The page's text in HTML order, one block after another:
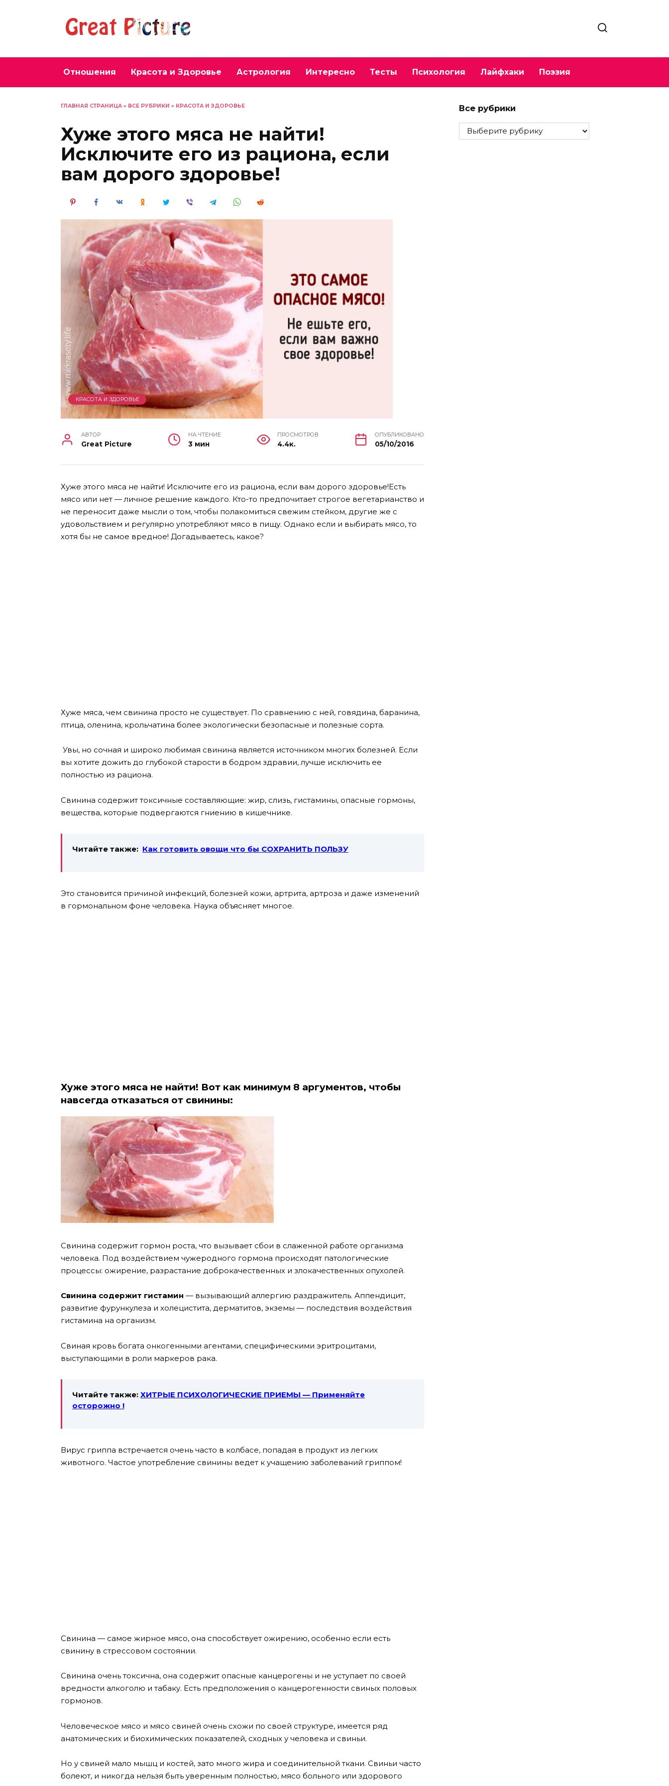
Отношения Красота и Здоровье Астрология Интересно Тесты Психология Лайфхаки Поэзия
ГЛАВНАЯ СТРАНИЦА » ВСЕ РУБРИКИ » КРАСОТА И ЗДОРОВЬЕ
Хуже этого мяса не найти!
Исключите его из рациона, если
вам дорого здоровье!
КРАСОТА И ЗДОРОВЬЕ
АВТОР
Great Picture
НА ЧТЕНИЕ
3 мин
ПРОСМОТРОВ
4.4к.
ОПУБЛИКОВАНО
05/10/2016
Хуже этого мяса не найти! Исключите его из рациона, если вам дорого здоровье!Есть
мясо или нет — личное решение каждого. Кто-то предпочитает строгое вегетарианство и
не переносит даже мысли о том, чтобы полакомиться свежим стейком, другие же с
удовольствием и регулярно употребляют мясо в пищу. Однако если и выбирать мясо, то
хотя бы не самое вредное! Догадываетесь, какое?
Хуже мяса, чем свинина просто не существует. По сравнению с ней, говядина, баранина,
птица, оленина, крольчатина более экологически безопасные и полезные сорта.
Увы, но сочная и широко любимая свинина является источником многих болезней. Если
вы хотите дожить до глубокой старости в бодром здравии, лучше исключить ее
полностью из рациона.
Свинина содержит токсичные составляющие: жир, слизь, гистамины, опасные гормоны,
вещества, которые подвергаются гниению в кишечнике.
Читайте также: Как готовить овощи что бы СОХРАНИТЬ ПОЛЬЗУ
Это становится причиной инфекций, болезней кожи, артрита, артроза и даже изменений
в гормональном фоне человека. Наука объясняет многое.
Хуже этого мяса не найти! Вот как минимум 8 аргументов, чтобы
навсегда отказаться от свинины:
Свинина содержит гормон роста, что вызывает сбои в слаженной работе организма
человека. Под воздействием чужеродного гормона происходят патологические
процессы: ожирение, разрастание доброкачественных и злокачественных опухолей.
Свинина содержит гистамин — вызывающий аллергию раздражитель. Аппендицит,
развитие фурункулеза и холецистита, дерматитов, экземы — последствия воздействия
гистамина на организм.
Свиная кровь богата онкогенными агентами, специфическими эритроцитами,
выступающими в роли маркеров рака.
Читайте также: ХИТРЫЕ ПСИХОЛОГИЧЕСКИЕ ПРИЕМЫ — Применяйте
осторожно !
Вирус гриппа встречается очень часто в колбасе, попадая в продукт из легких
животного. Частое употребление свинины ведет к учащению заболеваний гриппом!
Свинина — самое жирное мясо, она способствует ожирению, особенно если есть
свинину в стрессовом состоянии.
Свинина очень токсична, она содержит опасные канцерогены и не уступает по своей
вредности алкоголю и табаку. Есть предположения о канцерогенности свиных половых
гормонов.
Человеческое мясо и мясо свиней очень схожи по своей структуре, имеется ряд
анатомических и биохимических показателей, сходных у человека и свиньи.
Но у свиней мало мышц и костей, зато много жира и соединительной ткани. Свиньи часто
болеют, и никогда нельзя быть уверенным полностью, мясо больного или здорового
Все рубрики
Все
рубрики